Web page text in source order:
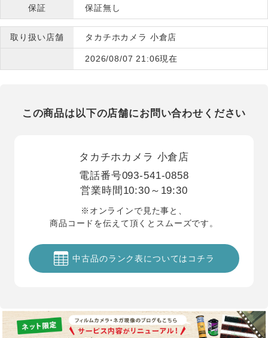
保証 保証無し
取り扱い店舗 タカチホカメラ 小倉店
2026/08/07 21:06現在
この商品は以下の店舗にお問い合わせください
タカチホカメラ 小倉店
電話番号093-541-0858
営業時間 10:30～19:30
※オンラインで見た事と、
商品コードを伝えて頂くとスムーズです。
中古品のランク表についてはコチラ